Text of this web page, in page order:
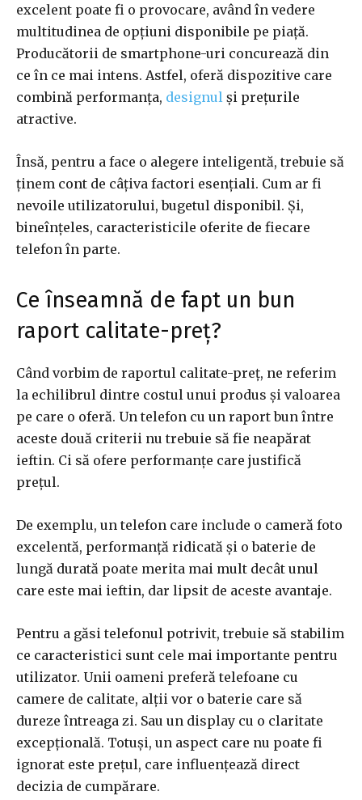
excelent poate fi o provocare, având în vedere
multitudinea de opțiuni disponibile pe piață.
Producătorii de smartphone-uri concurează din
ce în ce mai intens. Astfel, oferă dispozitive care
combină performanța, designul și prețurile
atractive.
Însă, pentru a face o alegere inteligentă, trebuie să
ținem cont de câțiva factori esențiali. Cum ar fi
nevoile utilizatorului, bugetul disponibil. Și,
bineînțeles, caracteristicile oferite de fiecare
telefon în parte.
Ce înseamnă de fapt un bun
raport calitate-preț?
Când vorbim de raportul calitate-preț, ne referim
la echilibrul dintre costul unui produs și valoarea
pe care o oferă. Un telefon cu un raport bun între
aceste două criterii nu trebuie să fie neapărat
ieftin. Ci să ofere performanțe care justifică
prețul.
De exemplu, un telefon care include o cameră foto
excelentă, performanță ridicată și o baterie de
lungă durată poate merita mai mult decât unul
care este mai ieftin, dar lipsit de aceste avantaje.
Pentru a găsi telefonul potrivit, trebuie să stabilim
ce caracteristici sunt cele mai importante pentru
utilizator. Unii oameni preferă telefoane cu
camere de calitate, alții vor o baterie care să
dureze întreaga zi. Sau un display cu o claritate
excepțională. Totuși, un aspect care nu poate fi
ignorat este prețul, care influențează direct
decizia de cumpărare.